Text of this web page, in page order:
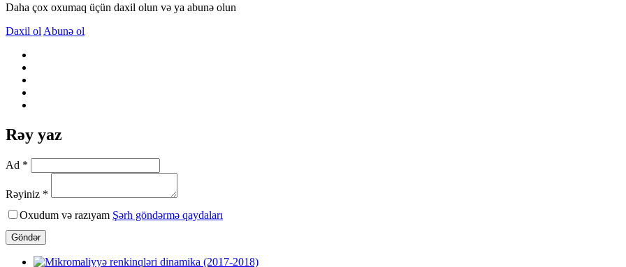
Daha çox oxumaq üçün daxil olun və ya abunə olun
Daxil ol Abunə ol
Rəy yaz
Ad *
Rəyiniz *
Oxudum və razıyam Şərh göndərmə qaydaları
Göndər